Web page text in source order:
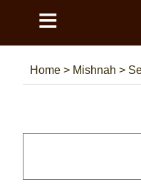
≡
Home > Mishnah >